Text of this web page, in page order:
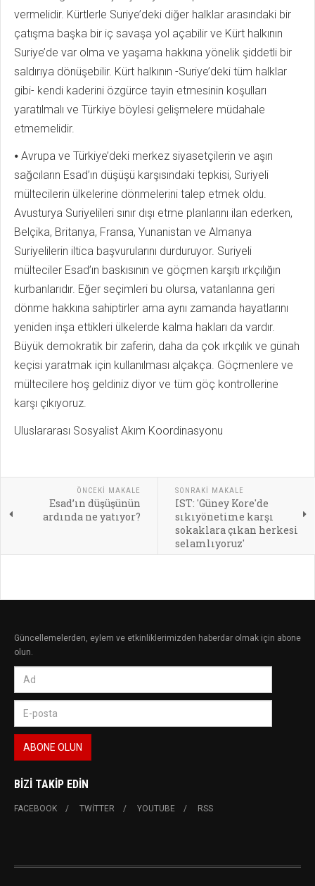
vermelidir. Kürtlerle Suriye’deki diğer halklar arasındaki bir
çatışma başka bir iç savaşa yol açabilir ve Kürt halkının
Suriye’de var olma ve yaşama hakkına yönelik şiddetli bir
saldırıya dönüşebilir. Kürt halkının -Suriye’deki tüm halklar
gibi- kendi kaderini özgürce tayin etmesinin koşulları
yaratılmalı ve Türkiye böylesi gelişmelere müdahale
etmemelidir.
⦁ Avrupa ve Türkiye’deki merkez siyasetçilerin ve aşırı
sağcıların Esad’ın düşüşü karşısındaki tepkisi, Suriyeli
mültecilerin ülkelerine dönmelerini talep etmek oldu.
Avusturya Suriyelileri sınır dışı etme planlarını ilan ederken,
Belçika, Britanya, Fransa, Yunanistan ve Almanya
Suriyelilerin iltica başvurularını durduruyor. Suriyeli
mülteciler Esad’ın baskısının ve göçmen karşıtı ırkçılığın
kurbanlarıdır. Eğer seçimleri bu olursa, vatanlarına geri
dönme hakkına sahiptirler ama aynı zamanda hayatlarını
yeniden inşa ettikleri ülkelerde kalma hakları da vardır.
Büyük demokratik bir zaferin, daha da çok ırkçılık ve günah
keçisi yaratmak için kullanılması alçakça. Göçmenlere ve
mültecilere hoş geldiniz diyor ve tüm göç kontrollerine
karşı çıkıyoruz.
Uluslararası Sosyalist Akım Koordinasyonu
ÖNCEKI MAKALE
Esad’ın düşüşünün
ardında ne yatıyor?
SONRAKI MAKALE
IST: 'Güney Kore'de
sıkıyönetime karşı
sokaklara çıkan herkesi
selamlıyoruz'
Güncellemelerden, eylem ve etkinliklerimizden haberdar olmak için abone
olun.
BIZI TAKIP EDIN
FACEBOOK TWITTER YOUTUBE RSS